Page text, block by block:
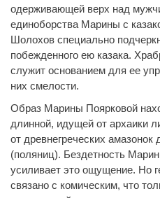
одерживающей верх над
единоборства Марины с
Шолохов специально
побежденного ею казака.
служит основанием для ее
них смелости.
Образ Марины Поярковой
длинной, идущей от архаики
от древнегреческих амазонок
(поляниц). Бездетность
усиливает это ощущение. Но
связано с комическим, что